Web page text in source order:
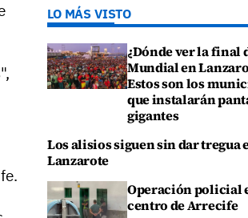
LO MÁS VISTO
¿Dónde ver la final
Mundial en
Estos son los
que instalarán
gigantes
Los alisios siguen sin dar tregua
Lanzarote
Operación policial
centro de Arrecife